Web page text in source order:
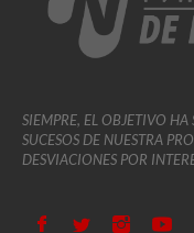
SIEMPRE, EL OBJETIVO
SUCESOS DE NUESTRA
DESVIACIONES POR